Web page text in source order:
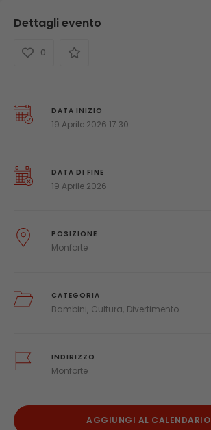
Dettagli evento
0
DATA INIZIO
19 Aprile 2026 17:30
DATA DI FINE
19 Aprile 2026
POSIZIONE
Monforte
CATEGORIA
Bambini Cultura Divertimento
INDIRIZZO
Monforte
AGGIUNGI AL CALENDARIO